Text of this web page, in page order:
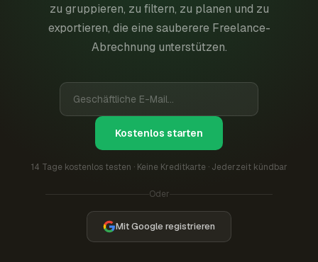
zu gruppieren, zu filtern, zu planen und zu
exportieren, die eine sauberere Freelance-
Abrechnung unterstützen.
Kostenlos starten
14 Tage kostenlos testen · Keine Kreditkarte · Jederzeit kündbar
Oder
Mit Google registrieren